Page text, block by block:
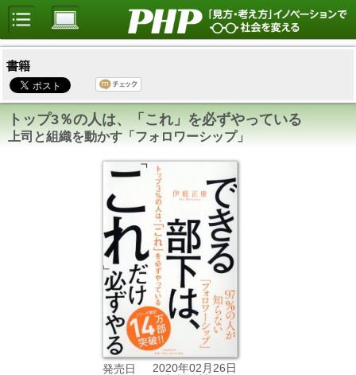
書籍
トップ3％の人は、「これ」を必ずやっている
上司と組織を動かす「フォロワーシップ」
発売日
2020年02月26日